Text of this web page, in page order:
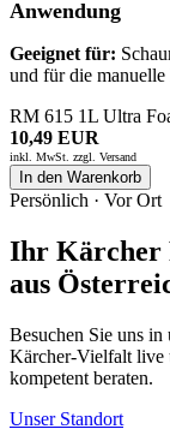
Anwendung
Geeignet für:
und für die
RM 615 1L Ultra
10,49 EUR
inkl. MwSt. zzgl. Versand
In den Warenkorb
Persönlich · Vor Ort
Ihr Kärcher
aus
Besuchen Sie uns in
Kärcher-Vielfalt live
kompetent beraten.
Unser Standort